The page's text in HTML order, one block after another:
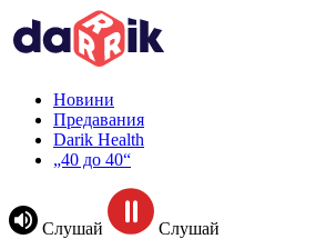
Новини
Предавания
Darik Health
„40 до 40“
Слушай Слушай